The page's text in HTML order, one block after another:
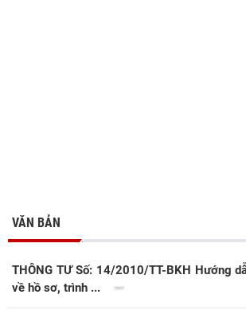
VĂN BẢN
THÔNG TƯ Số: 14/2010/TT-BKH Hướng
về hồ sơ, trình ...